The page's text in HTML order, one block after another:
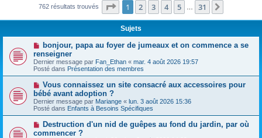
c
762 résultats trouvés Page 1sur31
1 2 3 4 5 31
Sujets
N
u
v
e
a
u
m
e
s
a
g
e
bonjour, papa au foyer de jumeaux et on commence a se
renseigner
Dernier message par Fan_Ethan « mar. 4 août 2026 19:57
Posté dans Présentation des membres
N
o
u
v
e
a
m
Vous connaissez un site consacré aux accessoires pour
bébé avant adoption ?
Dernier message par Mariange « lun. 3 août 2026 15:36
Posté dans Enfants à Besoins Spécifiques
N
u
Destruction d'un nid de guêpes au fond du jardin, par où
commencer ?